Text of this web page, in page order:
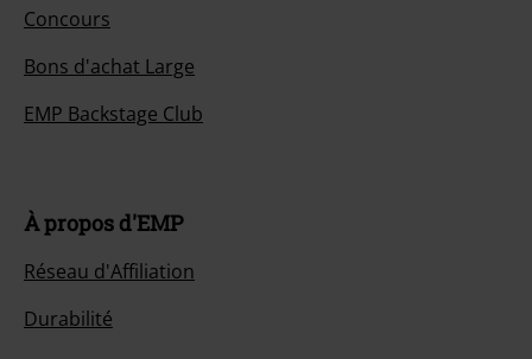
Concours
Bons d'achat Large
EMP Backstage Club
À propos d'EMP
Réseau d'Affiliation
Durabilité